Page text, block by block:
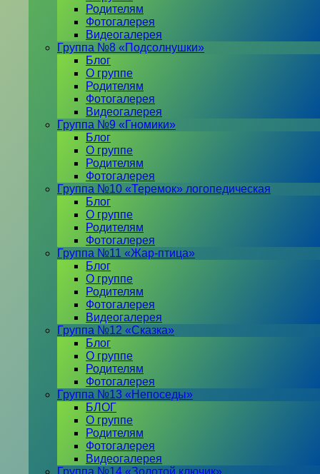
Родителям
Фотогалерея
Видеогалерея
Группа №8 «Подсолнушки»
Блог
О группе
Родителям
Фотогалерея
Видеогалерея
Группа №9 «Гномики»
Блог
О группе
Родителям
Фотогалерея
Группа №10 «Теремок» логопедическая
Блог
О группе
Родителям
Фотогалерея
Группа №11 «Жар-птица»
Блог
О группе
Родителям
Фотогалерея
Видеогалерея
Группа №12 «Сказка»
Блог
О группе
Родителям
Фотогалерея
Группа №13 «Непоседы»
БЛОГ
О группе
Родителям
Фотогалерея
Видеогалерея
Группа №14 «Золотой ключик»